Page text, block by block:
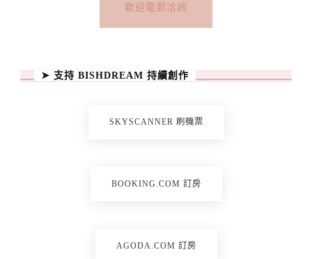
歡迎電郵洽詢
➤ 支持 BISHDREAM 持續創作
SKYSCANNER 刷機票
BOOKING.COM 訂房
AGODA.COM 訂房